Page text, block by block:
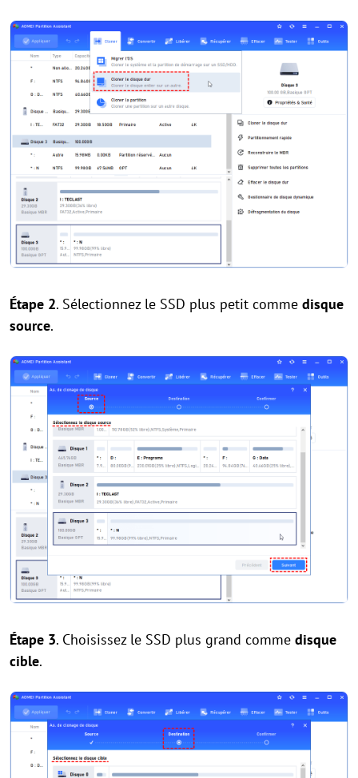
Étape 2. Sélectionnez le SSD plus petit comme disque
source.
Étape 3. Choisissez le SSD plus grand comme disque
cible.